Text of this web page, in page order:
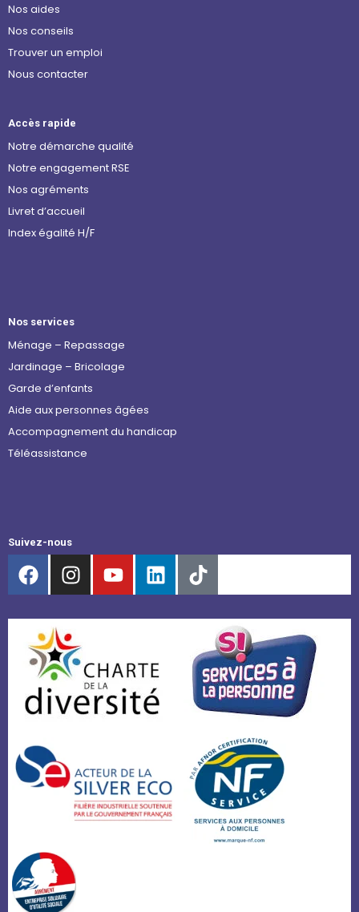
Nos aides
Nos conseils
Trouver un emploi
Nous contacter
Accès rapide
Notre démarche qualité
Notre engagement RSE
Nos agréments
Livret d’accueil
Index égalité H/F
Nos services
Ménage – Repassage
Jardinage – Bricolage
Garde d’enfants
Aide aux personnes âgées
Accompagnement du handicap
Téléassistance
Suivez-nous